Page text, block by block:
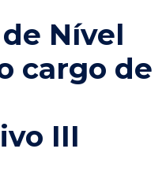
Nível
cargo de
III